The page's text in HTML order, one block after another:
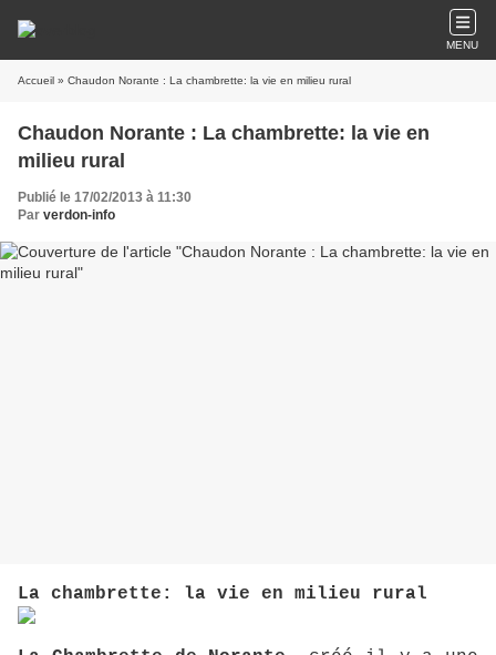
MENU
Accueil » Chaudon Norante : La chambrette: la vie en milieu rural
Chaudon Norante : La chambrette: la vie en
milieu rural
Publié le 17/02/2013 à 11:30
Par verdon-info
La chambrette: la vie en milieu rural